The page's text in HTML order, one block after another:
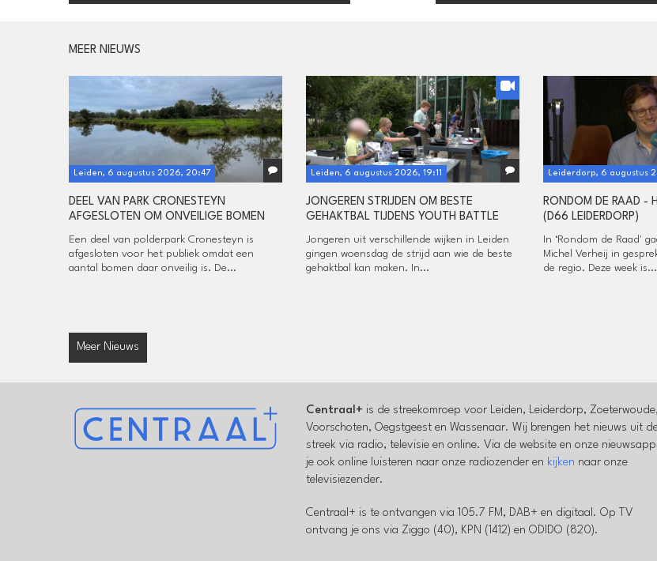
MEER NIEUWS
Leiden, 6 augustus 2026, 20:47
DEEL VAN PARK CRONESTEYN
AFGESLOTEN OM ONVEILIGE BOMEN
Een deel van polderpark Cronesteyn is
afgesloten voor het publiek omdat een
aantal bomen daar onveilig is. De...
Leiden, 6 augustus 2026, 19:11
JONGEREN STRIJDEN OM BESTE
GEHAKTBAL TIJDENS YOUTH BATTLE
Jongeren uit verschillende wijken in Leiden
gingen woensdag de strijd aan wie de beste
gehaktbal kan maken. In...
Leiderdorp, 6 augustus
RONDOM DE RAAD -
(D66 LEIDERDORP)
In ‘Rondom de Raad'
Michel Verheij in
de regio. Deze week is...
Meer Nieuws
Centraal+ is de streekomroep voor Leiden, Leiderdorp, Zoeterwoude,
Voorschoten, Oegstgeest en Wassenaar. Wij brengen het nieuws uit
streek via radio, televisie en online. Via de website en onze
je ook online luisteren naar onze radiozender en kijken naar onze
televisiezender.
Centraal+ is te ontvangen via 105.7 FM, DAB+ en digitaal. Op TV
ontvang je ons via Ziggo (40), KPN (1412) en ODIDO (820).